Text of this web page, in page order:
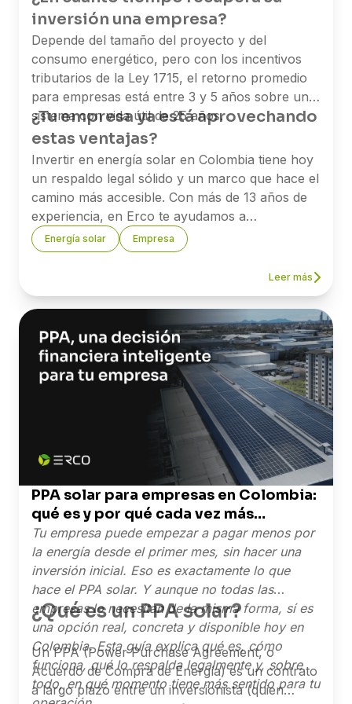
inversión una empresa?
Depende del tamaño del proyecto y del
consumo energético, pero con los incentivos
tributarios de la Ley 1715, el retorno promedio
para empresas está entre 3 y 5 años sobre un
sistema con vida útil de 25 años.
¿Tu empresa ya está aprovechando
estas ventajas?
Invertir en energía solar en Colombia tiene hoy
un respaldo legal sólido y un marco que hace el
camino más accesible. Con más de 13 años de
experiencia, en Erco te ayudamos a
implementar proyectos solares y a sacarle el
mayor provecho a los beneficios tributarios
Si quieres saber cuánto puede ahorrar tu
empresa, nuestro equipo está listo para
asesorarte. → Agenda una asesoría con uno de
nuestros expertos.
Referencias: Ley 1715 de 2014 y Ley 2099 de
2021 — Secretaría del Senado de Colombia ·
Resolución UPME 135 de 2025 — upme.gov.co ·
Ministerio de Minas y Energía — Comunicado
Energía solar Empresa
Leer más
PPA solar para empresas en Colombia:
qué es y por qué cada vez más
empresas lo eligen
Tu empresa puede empezar a pagar menos por
la energía desde el primer mes, sin hacer una
inversión inicial. Eso es exactamente lo que
hace el PPA solar. Y aunque no todas las
empresas lo necesitan de la misma forma, sí es
una opción real, concreta y disponible hoy en
Colombia. Esta guía explica qué es, cómo
funciona, qué lo respalda legalmente y, sobre
todo, en qué momento tiene más sentido para tu
¿Qué es un PPA solar?
Un PPA (Power Purchase Agreement, o
Acuerdo de Compra de Energía) es un contrato
a largo plazo entre un inversionista (quien